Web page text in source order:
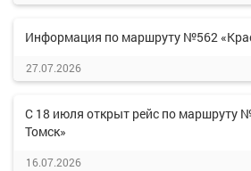
Информация по маршруту №562
27.07.2026
С 18 июля открыт рейс по маршруту
Томск»
16.07.2026